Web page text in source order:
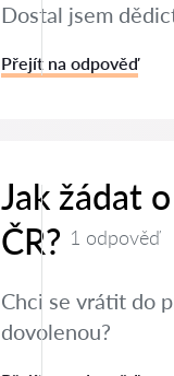
Dostal jsem
Přejít na odpověď
Jak žádat
ČR? 1 odpověď
Chci se vrátit do
dovolenou?